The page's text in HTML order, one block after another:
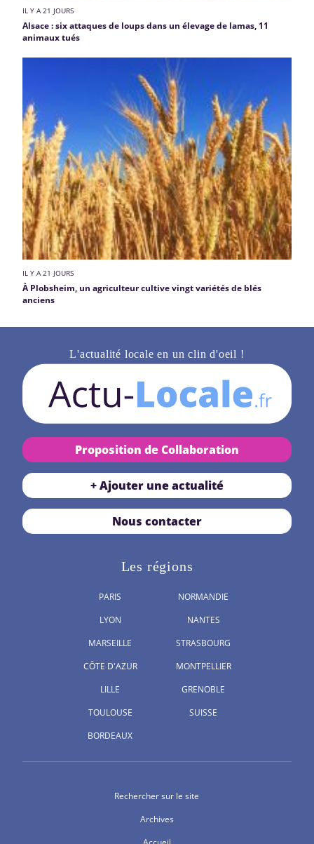
IL Y A 21 JOURS
Alsace : six attaques de loups dans un élevage de lamas, 11
animaux tués
IL Y A 21 JOURS
À Plobsheim, un agriculteur cultive vingt variétés de blés
anciens
L'actualité locale en un clin d'oeil !
Proposition de Collaboration
+ Ajouter une actualité
Nous contacter
Les régions
PARIS
LYON
MARSEILLE
CÔTE D'AZUR
LILLE
TOULOUSE
BORDEAUX
NORMANDIE
NANTES
STRASBOURG
MONTPELLIER
GRENOBLE
SUISSE
Rechercher sur le site
Archives